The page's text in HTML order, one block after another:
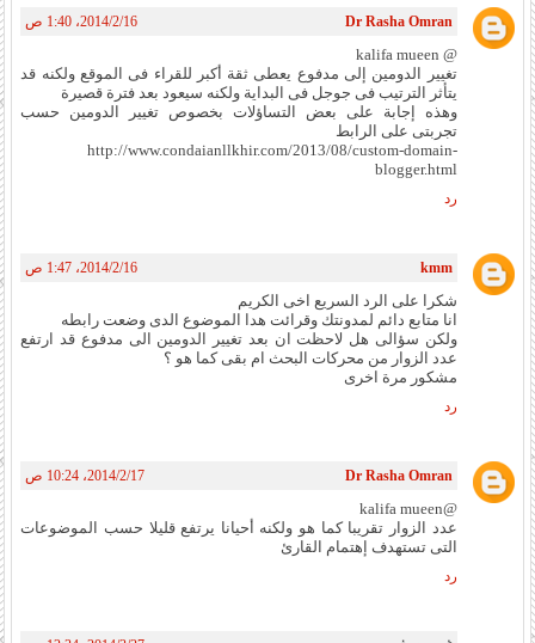
Dr Rasha Omran 16‏/2‏/2014، 1:40 ص
@ kalifa mueen
تغيير الدومين إلى مدفوع يعطى ثقة أكبر للقراء فى الموقع ولكنه قد
يتأثر الترتيب فى جوجل فى البداية ولكنه سيعود بعد فترة قصيرة
وهذه إجابة على بعض التساؤلات بخصوص تغيير الدومين حسب
تجربتى على الرابط
http://www.condaianllkhir.com/2013/08/custom-domain-
blogger.html
رد
kmm 16‏/2‏/2014، 1:47 ص
شكرا على الرد السريع اخى الكريم
انا متابع دائم لمدونتك وقرائت هدا الموضوع الدى وضعت رابطه
ولكن سؤالى هل لاحظت ان بعد تغيير الدومين الى مدفوع قد ارتفع
عدد الزوار من محركات البحث ام بقى كما هو ؟
مشكور مرة اخرى
رد
Dr Rasha Omran 17‏/2‏/2014، 10:24 ص
@kalifa mueen
عدد الزوار تقريبا كما هو ولكنه أحيانا يرتفع قليلا حسب الموضوعات
التى تستهدف إهتمام القارئ
رد